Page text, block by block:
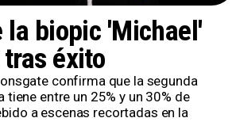
la biopic 'Michael'
éxito
confirma que la segunda
tiene entre un 25% y un 30% de
a escenas recortadas en la